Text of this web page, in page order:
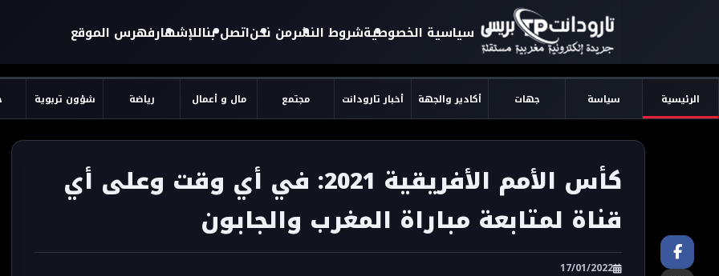
سياسية الخصوصيةشروط النشرمن نحناتصل بناللإشهارفهرس الموقع
الرئيسية سياسة جهات أكادير والجهة أخبار تارودانت مجتمع مال و أعمال رياضة شؤون تربوية
كأس الأمم الأفريقية 2021: في أي وقت وعلى أي
قناة لمتابعة مباراة المغرب والجابون
17/01/2022